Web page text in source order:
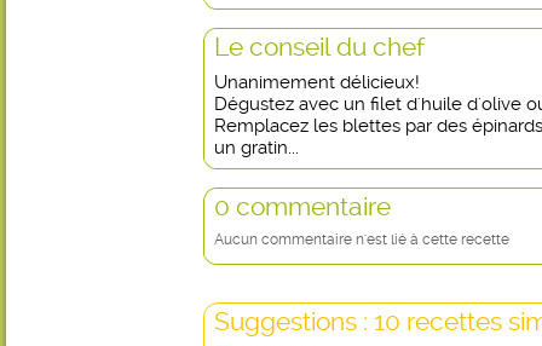
Le conseil du chef
Unanimement délicieux!
Dégustez avec un filet d'huile d'olive
Remplacez les blettes par des
un gratin...
0 commentaire
Aucun commentaire n'est lié à cette recette
Suggestions : 10 recettes